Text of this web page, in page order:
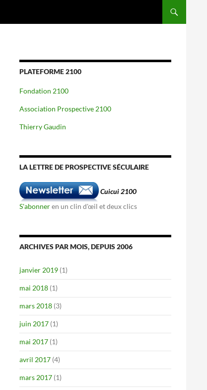
PLATEFORME 2100
Fondation 2100
Association Prospective 2100
Thierry Gaudin
LA LETTRE DE PROSPECTIVE SÉCULAIRE
Cuicui 2100
S'abonneren un clin d'œil et deux clics
ARCHIVES PAR MOIS, DEPUIS 2006
janvier 2019 (1)
mai 2018 (1)
mars 2018 (3)
juin 2017 (1)
mai 2017 (1)
avril 2017 (4)
mars 2017 (1)